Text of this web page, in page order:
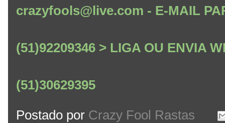
crazyfools@live.com - E-MAIL
(51)92209346 > LIGA OU ENVIA
(51)30629395
Postado por Crazy Fool Rastas